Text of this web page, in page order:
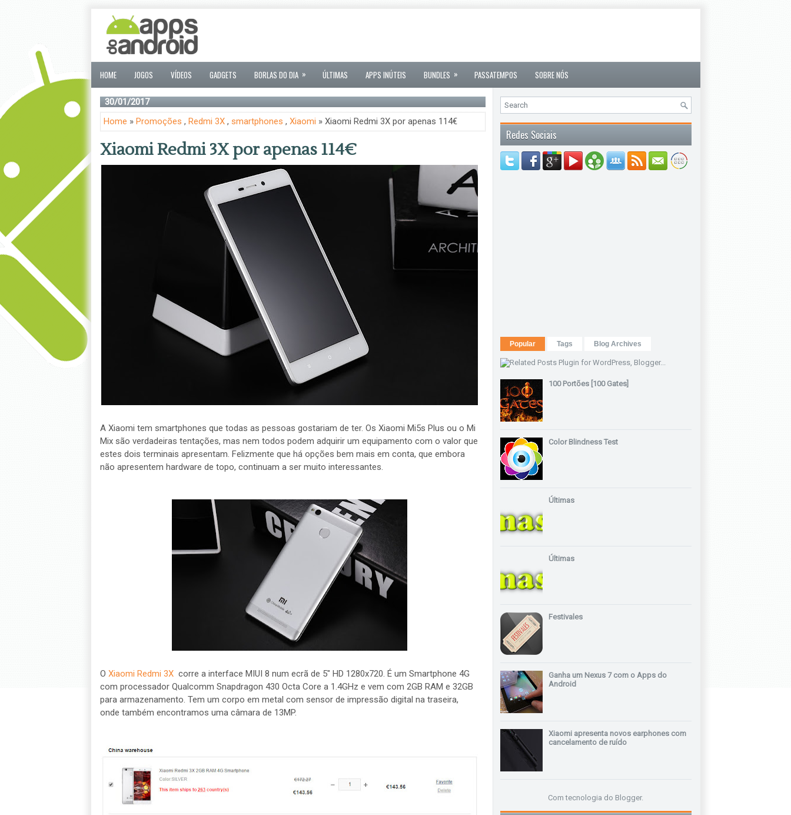
HOME JOGOS VÍDEOS GADGETS BORLAS DO DIA » ÚLTIMAS APPS INÚTEIS BUNDLES » PASSATEMPOS SOBRE NÓS
30/01/2017
Home » Promoções , Redmi 3X, smartphones , Xiaomi » Xiaomi Redmi 3X por apenas 114€
Xiaomi Redmi 3X por apenas 114€
A Xiaomi tem smartphones que todas as pessoas gostariam de ter. Os Xiaomi Mi5s Plus ou o Mi
Mix são verdadeiras tentações, mas nem todos podem adquirir um equipamento com o valor que
estes dois terminais apresentam. Felizmente que há opções bem mais em conta, que embora
não apresentem hardware de topo, continuam a ser muito interessantes.
O Xiaomi Redmi 3Xcorre a interface MIUI 8 num ecrã de 5" HD 1280x720. É um Smartphone 4G
com processador Qualcomm Snapdragon 430 Octa Core a 1.4GHz e vem com 2GB RAM e 32GB
para armazenamento. Tem um corpo em metal com sensor de impressão digital na traseira,
onde também encontramos uma câmara de 13MP.
Redes Sociais
Popular Tags Blog Archives
100 Portões [100 Gates]
Color Blindness Test
Últimas
Últimas
Festivales
Ganha um Nexus 7 com o Apps do
Android
Xiaomi apresenta novos earphones com
cancelamento de ruído
Com tecnologia do Blogger.